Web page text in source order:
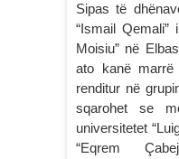
Sipas të
“Ismail Qemali”
Moisiu” në
ato kanë
renditur në
sqarohet se
universitetet
“Eqrem